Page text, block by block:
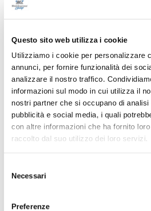
Questo sito web utilizza i cookie
Utilizziamo i cookie per personalizzare
annunci, per fornire funzionalità dei
analizzare il nostro traffico.
informazioni sul modo in cui utilizza il
nostri partner che si occupano di analisi
pubblicità e social media, i quali
con altre informazioni che ha fornito
raccolto dal suo utilizzo dei loro servizi.
delNecessari
Preferenze
Settore Giovanile Academy -
Castelfidardo al Latina Calcio
di Rossella Luciani